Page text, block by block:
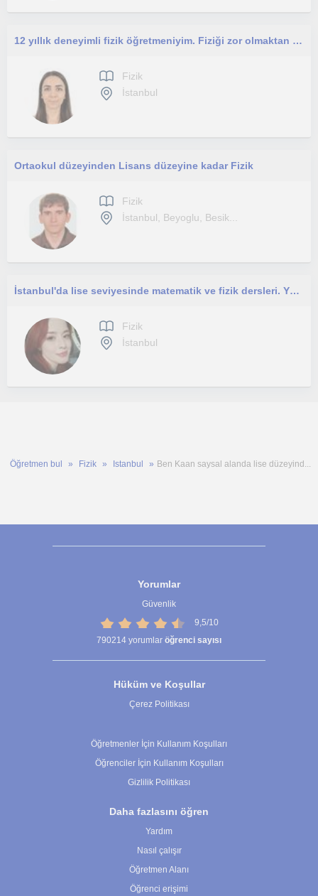
12 yıllık deneyimli fizik öğretmeniyim. Fiziği zor olmaktan çıkarıp anlaşılır ve keyifli hale getiriyorum
Fizik
İstanbul
Ortaokul düzeyinden Lisans düzeyine kadar Fizik
Fizik
İstanbul, Beyoglu, Besik...
İstanbul'da lise seviyesinde matematik ve fizik dersleri. Yüz yüze veya çevrimiçi.
Fizik
İstanbul
Öğretmen bul Fizik Istanbul Ben Kaan saysal alanda lise düzeyind...
Yorumlar
Güvenlik
9,5/10
790214 yorumlar öğrenci sayısı
Hüküm ve Koşullar
Çerez Politikası
Öğretmenler İçin Kullanım Koşulları
Öğrenciler İçin Kullanım Koşulları
Gizlilik Politikası
Daha fazlasını öğren
Yardım
Nasıl çalışır
Öğretmen Alanı
Öğrenci erişimi